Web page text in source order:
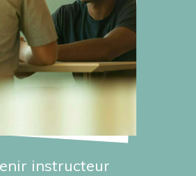
instructeur